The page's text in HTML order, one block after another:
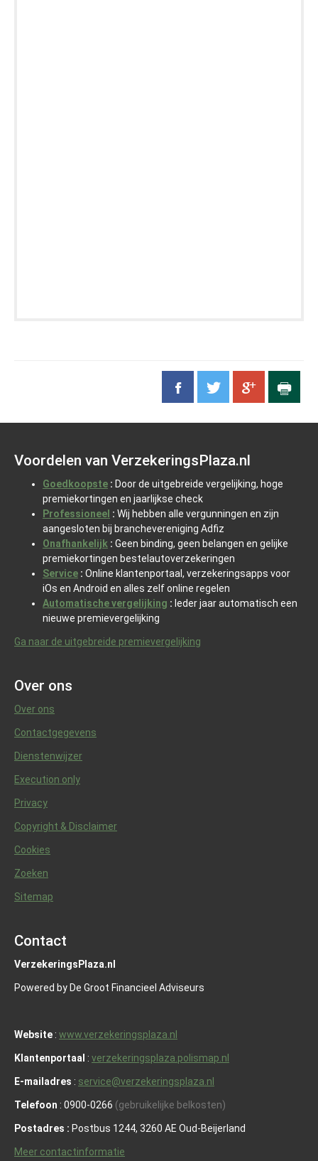
Voordelen van VerzekeringsPlaza.nl
Goedkoopste : Door de uitgebreide vergelijking, hoge
premiekortingen en jaarlijkse check
Professioneel : Wij hebben alle vergunningen en zijn
aangesloten bij branchevereniging Adfiz
Onafhankelijk : Geen binding, geen belangen en gelijke
premiekortingen bestelautoverzekeringen
Service : Online klantenportaal, verzekeringsapps voor
iOs en Android en alles zelf online regelen
Automatische vergelijking : Ieder jaar automatisch een
nieuwe premievergelijking
Ga naar de uitgebreide premievergelijking
Over ons
Over ons
Contactgegevens
Dienstenwijzer
Execution only
Privacy
Copyright & Disclaimer
Cookies
Zoeken
Sitemap
Contact
VerzekeringsPlaza.nl
Powered by De Groot Financieel Adviseurs
Website : www.verzekeringsplaza.nl
Klantenportaal : verzekeringsplaza.polismap.nl
E-mailadres : service@verzekeringsplaza.nl
Telefoon : 0900-0266 (gebruikelijke belkosten)
Postadres : Postbus 1244, 3260 AE Oud-Beijerland
Meer contactinformatie